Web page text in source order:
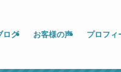
ログ お客様の声 プロフィ